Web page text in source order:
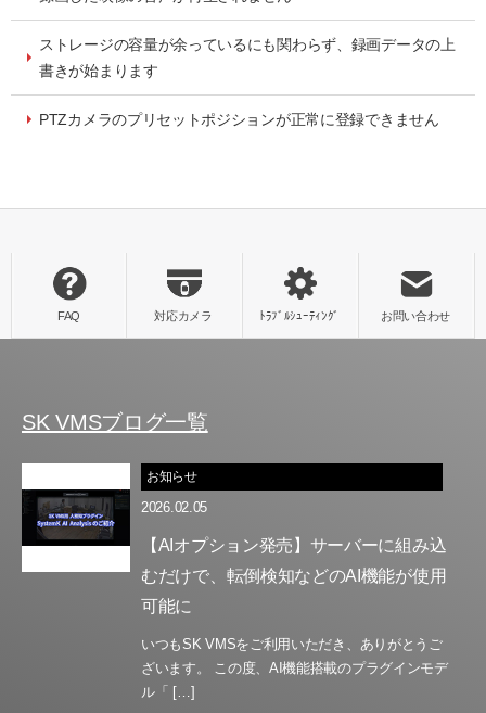
ストレージの容量が余っているにも関わらず、録画データの上
書きが始まります
PTZカメラのプリセットポジションが正常に登録できません
SK VMSブログ一覧
お知らせ
2026.02.05
【AIオプション発売】サーバーに組み込
むだけで、転倒検知などのAI機能が使用
可能に
いつもSK VMSをご利用いただき、ありがとうご
ざいます。 この度、AI機能搭載のプラグインモデ
ル「 […]